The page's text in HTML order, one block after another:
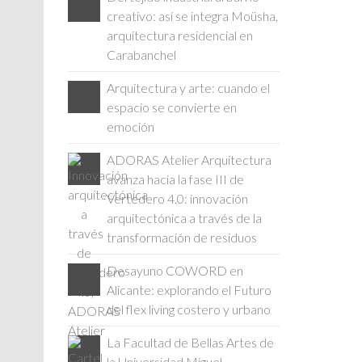
creativo: así se integra Moüsha,
arquitectura residencial en
Carabanchel
Arquitectura y arte: cuando el
espacio se convierte en
emoción
ADORAS Atelier Arquitectura
avanza hacia la fase III de
Vertedero 4.0: innovación
arquitectónica a través de la
transformación de residuos
Desayuno COWORD en
Alicante: explorando el Futuro
del flex living costero y urbano
La Facultad de Bellas Artes de